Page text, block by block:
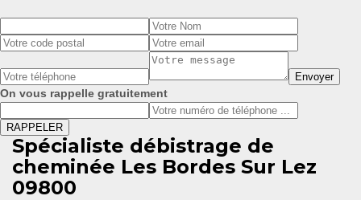
On vous rappelle gratuitement
Spécialiste débistrage de
cheminée Les Bordes Sur Lez
09800